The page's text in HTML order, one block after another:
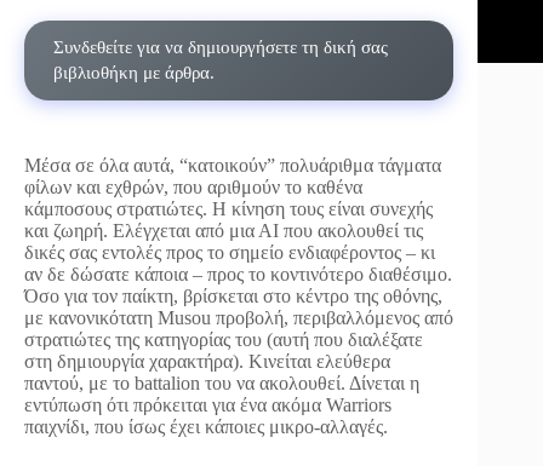
Συνδεθείτε για να δημιουργήσετε τη δική σας
βιβλιοθήκη με άρθρα.
Μέσα σε όλα αυτά, “κατοικούν” πολυάριθμα τάγματα
φίλων και εχθρών, που αριθμούν το καθένα
κάμποσους στρατιώτες. Η κίνηση τους είναι συνεχής
και ζωηρή. Ελέγχεται από μια ΑΙ που ακολουθεί τις
δικές σας εντολές προς το σημείο ενδιαφέροντος – κι
αν δε δώσατε κάποια – προς το κοντινότερο διαθέσιμο.
Όσο για τον παίκτη, βρίσκεται στο κέντρο της οθόνης,
με κανονικότατη Musou προβολή, περιβαλλόμενος από
στρατιώτες της κατηγορίας του (αυτή που διαλέξατε
στη δημιουργία χαρακτήρα). Κινείται ελεύθερα
παντού, με το battalion του να ακολουθεί. Δίνεται η
εντύπωση ότι πρόκειται για ένα ακόμα Warriors
παιχνίδι, που ίσως έχει κάποιες μικρο-αλλαγές.